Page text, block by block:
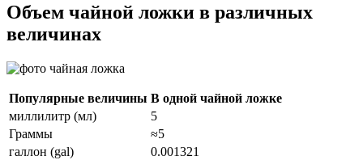
Объем чайной ложки в различных
величинах
Популярные величины В одной чайной ложке
миллилитр (мл)
5
Граммы
≈5
галлон (gal)
0.001321